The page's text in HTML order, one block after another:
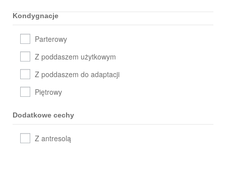
Kondygnacje
Parterowy
Piętrowy
Z poddaszem do adaptacji
Z poddaszem użytkowym
Dodatkowe cechy
Z antresolą